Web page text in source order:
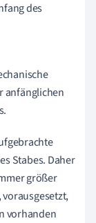
des
anfänglichen
Stabes. Daher
größer
vorhanden